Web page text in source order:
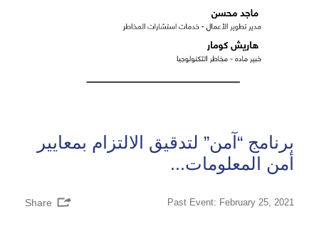
برنامج “آمن” لتدقيق الالتزام بمعايير
أمن المعلومات...
Past Event: February 25, 2021
Share